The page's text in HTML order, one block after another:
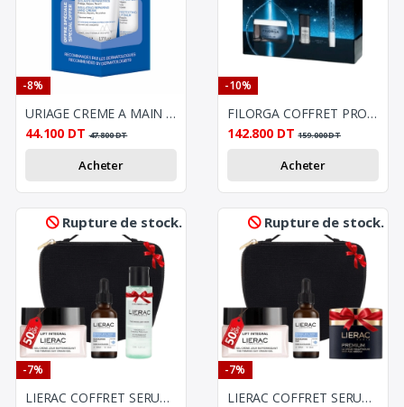
-8%
URIAGE CREME A MAIN CICATRISANTE +BAUME A LEVRE CICATRISANT
44.100 DT 47.800DT
Acheter
-10%
FILORGA COFFRET PROTOCOL REPULPANT
142.800 DT 159.000DT
Acheter
Rupture de stock.
-7%
LIERAC COFFRET SERUM ANTI TACHES 30ML+LIFT INTEGRAL LE GEL CREME 50ML (-50%)+EAU MICELLAIRE 50ML (OFFERT)
Rupture de stock.
-7%
LIERAC COFFRET SERUM ANTI TACHES 30ML+LIFT INTEGRAL LE GEL CREME 50ML (-50%)+PREMIUM CREME VOLUPTUEUSE 50ML (OFFERT)